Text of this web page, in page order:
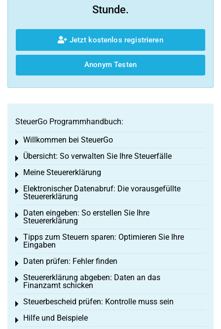
Stunde.
Jetzt kostenlos registrieren
Anonym Testen
SteuerGo Programmhandbuch:
Willkommen bei SteuerGo
Toggle menu
Übersicht: So verwalten Sie Ihre Steuerfälle
Toggle menu
Meine Steuererklärung
Toggle menu
Elektronischer Datenabruf: Die vorausgefüllte
Steuererklärung
Toggle menu
Daten eingeben: So erstellen Sie Ihre
Steuererklärung
Toggle menu
Tipps zum Steuern sparen: Optimieren Sie Ihre
Eingaben
Toggle menu
Daten prüfen: Fehler finden
Toggle menu
Steuererklärung abgeben: Daten an das
Finanzamt schicken
Toggle menu
Steuerbescheid prüfen: Kontrolle muss sein
Toggle menu
Hilfe und Beispiele
Toggle menu